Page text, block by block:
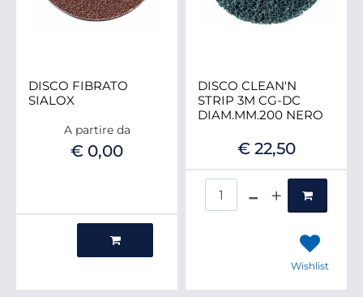
DISCO FIBRATO
SIALOX
A partire da
€ 0,00
DISCO CLEAN'N
STRIP 3M CG-DC
DIAM.MM.200 NERO
€ 22,50
Wishlist